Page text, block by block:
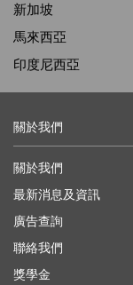
新加坡
馬來西亞
印度尼西亞
關於我們
關於我們
最新消息及資訊
廣告查詢
聯絡我們
獎學金